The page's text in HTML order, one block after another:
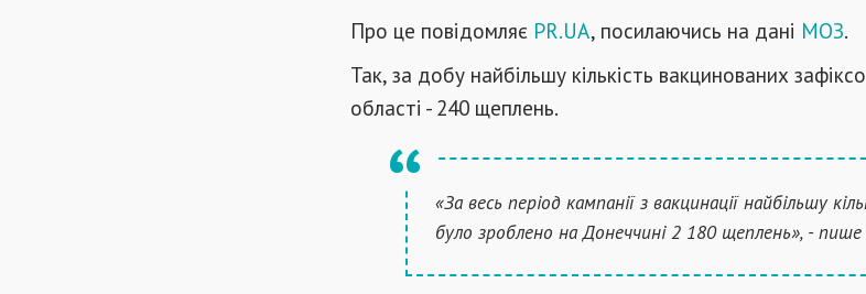
Про це повідомляє PR.UA, посилаючись на дані МОЗ.
Так, за добу найбільшу кількість вакцинованих
області - 240 щеплень.
«За весь період кампанії з вакцинації найбільшу
було зроблено на Донеччині 2 180 щеплень», -